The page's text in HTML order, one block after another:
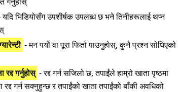
यदि भिडियोसँग उपशीर्षक उपलब्ध छ भने तिनीहरूलाई थप्न
- मन पर्यो वा पूरा फिर्ता पाउनुहोस्, कुनै प्रश्न सोधिएको
गर्नुहोस् - रद्द गर्न सजिलो छ, तपाईंले हाम्रो खाता पृष्ठमा
गर्न सक्नुहुन्छ र तपाईंको खाता तपाईंको बाँकी अवधिको